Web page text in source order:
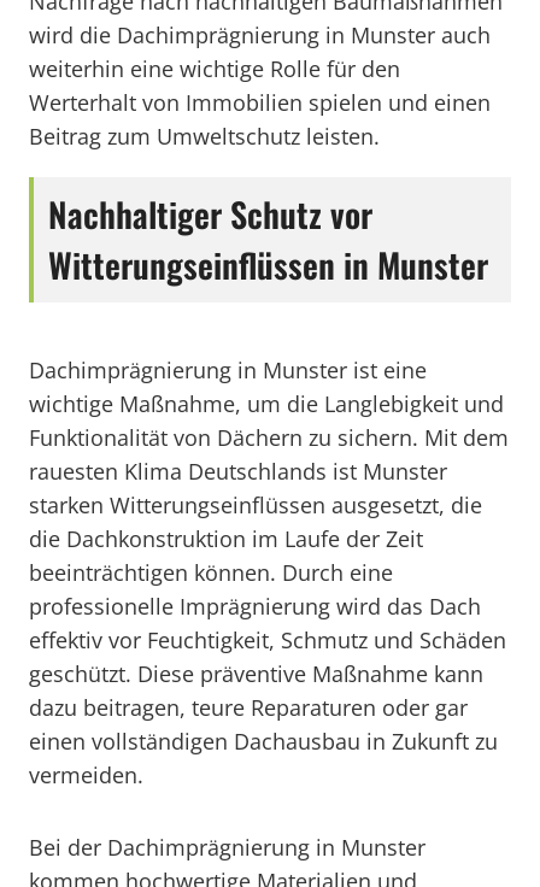
wird die Dachimprägnierung in Munster auch
weiterhin eine wichtige Rolle für den
Werterhalt von Immobilien spielen und einen
Beitrag zum Umweltschutz leisten.
Nachhaltiger Schutz vor
Witterungseinflüssen in Munster
Dachimprägnierung in Munster ist eine
wichtige Maßnahme, um die Langlebigkeit und
Funktionalität von Dächern zu sichern. Mit dem
rauesten Klima Deutschlands ist Munster
starken Witterungseinflüssen ausgesetzt, die
die Dachkonstruktion im Laufe der Zeit
beeinträchtigen können. Durch eine
professionelle Imprägnierung wird das Dach
effektiv vor Feuchtigkeit, Schmutz und Schäden
geschützt. Diese präventive Maßnahme kann
dazu beitragen, teure Reparaturen oder gar
einen vollständigen Dachausbau in Zukunft zu
vermeiden.
Bei der Dachimprägnierung in Munster
kommen hochwertige Materialien und